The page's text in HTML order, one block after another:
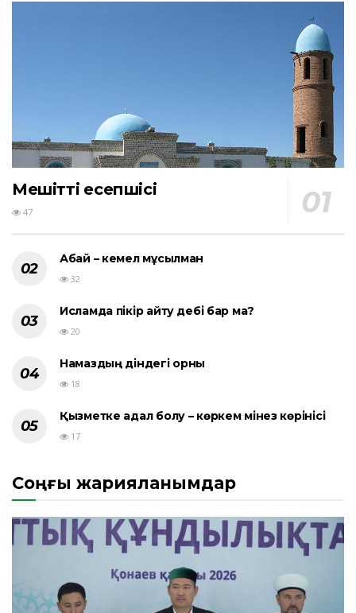
Мешіттің есепшісі
47
Абай – кемел мұсылман
32
Исламда пікір айту әдебі бар ма?
20
Намаздың діндегі орны
18
Қызметке адал болу – көркем мінез көрінісі
17
Соңғы жарияланымдар